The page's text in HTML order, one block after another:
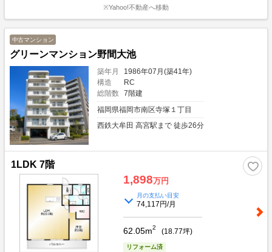
※Yahoo!不動産へ移動
中古マンション
グリーンマンション野間大池
築年月
1986年07月(築41年)
構造
RC
総階数
7階建
福岡県福岡市南区寺塚１丁目
西鉄大牟田 高宮駅まで 徒歩26分
1LDK 7階
1,898万円
月の支払い目安
74,117円/月
62.05m2 (18.77坪)
リフォーム済